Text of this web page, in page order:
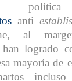
anti
al
han logrado
mayoría de